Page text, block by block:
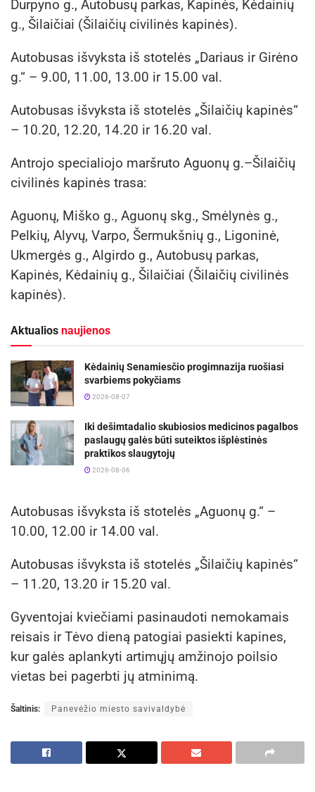
Durpyno g., Autobusų parkas, Kapinės, Kėdainių
g., Šilaičiai (Šilaičių civilinės kapinės).
Autobusas išvyksta iš stotelės „Dariaus ir Girėno
g.“ – 9.00, 11.00, 13.00 ir 15.00 val.
Autobusas išvyksta iš stotelės „Šilaičių kapinės“
– 10.20, 12.20, 14.20 ir 16.20 val.
Antrojo specialiojo maršruto Aguonų g.–Šilaičių
civilinės kapinės trasa:
Aguonų, Miško g., Aguonų skg., Smėlynės g.,
Pelkių, Alyvų, Varpo, Šermukšnių g., Ligoninė,
Ukmergės g., Algirdo g., Autobusų parkas,
Kapinės, Kėdainių g., Šilaičiai (Šilaičių civilinės
kapinės).
Aktualios naujienos
Kėdainių Senamiesčio progimnazija ruošiasi
svarbiems pokyčiams
2026-08-07
Iki dešimtadalio skubiosios medicinos pagalbos
paslaugų galės būti suteiktos išplėstinės
praktikos slaugytojų
2026-08-06
Autobusas išvyksta iš stotelės „Aguonų g.“ –
10.00, 12.00 ir 14.00 val.
Autobusas išvyksta iš stotelės „Šilaičių kapinės“
– 11.20, 13.20 ir 15.20 val.
Gyventojai kviečiami pasinaudoti nemokamais
reisais ir Tėvo dieną patogiai pasiekti kapines,
kur galės aplankyti artimųjų amžinojo poilsio
vietas bei pagerbti jų atminimą.
Šaltinis: Panevėžio miesto savivaldybė